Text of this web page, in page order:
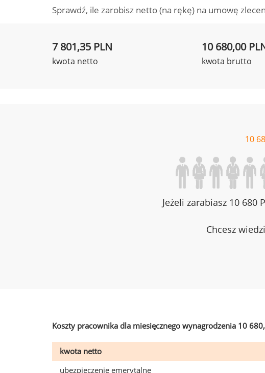
Sprawdź, ile zarobisz netto (na rękę) na umowę
7 801,35 PLN
kwota netto
10 680,00
kwota brutto
10
Jeżeli zarabiasz 10 680
Chcesz
Koszty pracownika dla miesięcznego wynagrodzenia 10
kwota netto
ubezpieczenie emerytalne